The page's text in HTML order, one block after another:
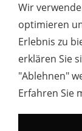
Hotels und
Wir
optimieren
Erlebnis zu
erklären Sie
"Ablehnen"
Erfahren Sie